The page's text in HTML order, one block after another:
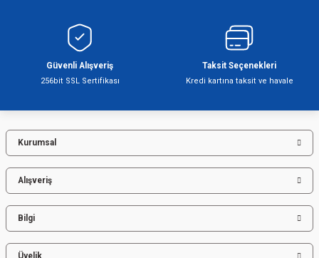
Ürün bilgilerinde hatalar bulunuyor.
Ürün fiyatı diğer sitelerden daha pahalı.
Bu ürüne benzer farklı alternatifler olmalı.
Gönder
Güvenli Alışveriş
256bit SSL Sertifikası
Taksit Seçenekleri
Kredi kartına taksit ve havale
Kurumsal
Alışveriş
Bilgi
Üyelik